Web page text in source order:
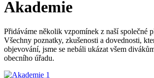
Akademie
Přidáváme několik vzpomínek z naší společné
Všechny poznatky, zkušenosti a dovednosti,
objevování, jsme se nebáli ukázat všem
obecního úřadu.